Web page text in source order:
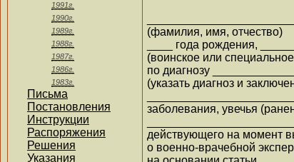
1991г.
1990г.
1989г.
1988г.
1987г.
1986г.
1983г.
Письма
Постановления
Инструкции
Распоряжения
Решения
Указания
(фамилия, имя, отчество)
____ года рождения,
(воинское или
по диагнозу
(указать диагноз и
заболевания, увечья
действующего на момент
о военно-врачебной